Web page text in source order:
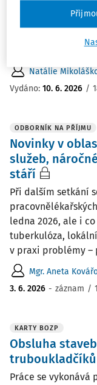
Sb. , o
posudkové péče
Sbírce zákonů
Sb. Příliš mnoho
Natálie
Vydáno: 10. 6. 2026 /
ODBORNÍK NA PŘÍJMU
Novinky v
služeb,
stáří
Při dalším setkání
ledna 2026, ale i
tuberkulóza,
v praxi problémy –
Mgr. Aneta
3. 6. 2026 - záznam /
KARTY BOZP
Obsluha
truboukladčíků
Práce se vykonává